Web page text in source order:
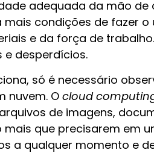
adequada da mão
mais condições de fazer
e da força de
e desperdícios.
só é necessário
nuvem. O cloud
de imagens,
mais que precisarem em
a qualquer momento e